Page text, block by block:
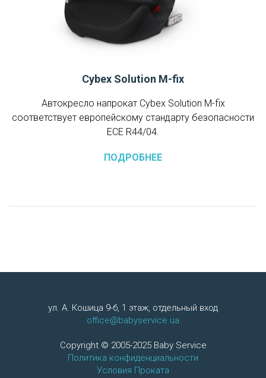
Cybex Solution M-fix
Автокресло напрокат Cybex Solution M-fix
соответствует европейскому стандарту безопасности
ЕСЕ R44/04.
ПОДРОБНЕЕ
ул. А. Кошица 9-б, 1 этаж, отдельный вход
office@babyservice.ua
Copyright © 2005-2025 Baby Service
Политика конфиденциальности
Условия Проката